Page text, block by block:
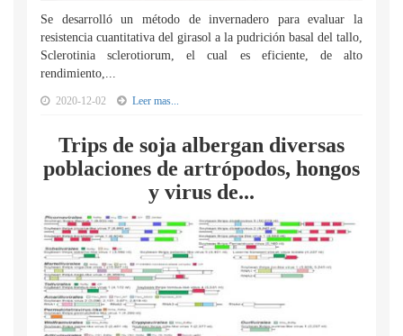
Se desarrolló un método de invernadero para evaluar la
resistencia cuantitativa del girasol a la pudrición basal del tallo,
Sclerotinia sclerotiorum, el cual es eficiente, de alto
rendimiento,...
2020-12-02 Leer mas...
Trips de soja albergan diversas
poblaciones de artrópodos, hongos
y virus de...